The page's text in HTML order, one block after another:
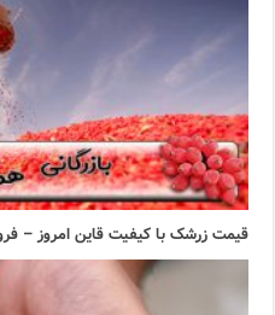
قیمت زرشک با کیفیت قاین امروز –